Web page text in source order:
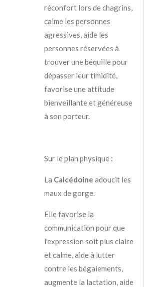
réconfort lors de chagrins,
calme les personnes
agressives, aide les
personnes réservées à
trouver une béquille pour
dépasser leur timidité,
favorise une attitude
bienveillante et généreuse
à son porteur.
Sur le plan physique :
La Calcédoine adoucit les
maux de gorge.
Elle favorise la
communication pour que
l'expression soit plus claire
et calme, aide à lutter
contre les bégaiements,
augmente la lactation, aide